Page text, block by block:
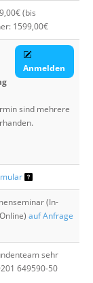
(bis
1599,00€
Anmelden
sind mehrere
(In-
auf Anfrage
sehr
649590-50